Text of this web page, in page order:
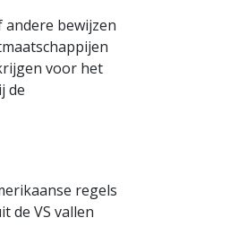
bewijzen
voor het
de
regels
de VS vallen